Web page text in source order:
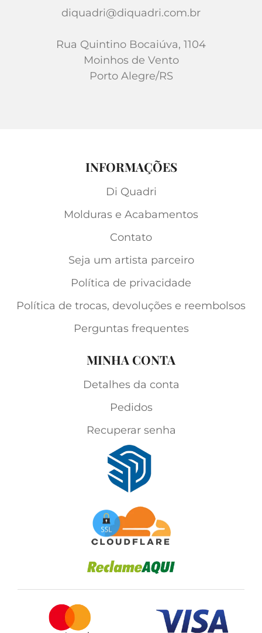
diquadri@diquadri.com.br
Rua Quintino Bocaiúva, 1104
Moinhos de Vento
Porto Alegre/RS
INFORMAÇÕES
Di Quadri
Molduras e Acabamentos
Contato
Seja um artista parceiro
Política de privacidade
Política de trocas, devoluções e reembolsos
Perguntas frequentes
MINHA CONTA
Detalhes da conta
Pedidos
Recuperar senha